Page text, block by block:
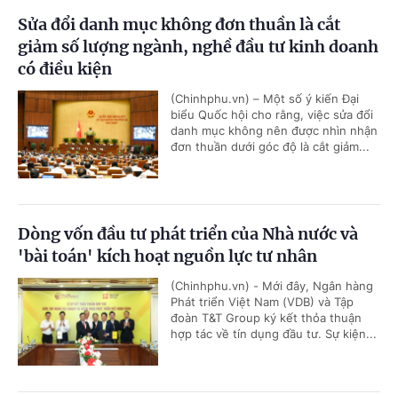
Sửa đổi danh mục không đơn thuần là cắt
giảm số lượng ngành, nghề đầu tư kinh doanh
có điều kiện
(Chinhphu.vn) – Một số ý kiến Đại
biểu Quốc hội cho rằng, việc sửa đổi
danh mục không nên được nhìn nhận
đơn thuần dưới góc độ là cắt giảm...
Dòng vốn đầu tư phát triển của Nhà nước và
'bài toán' kích hoạt nguồn lực tư nhân
(Chinhphu.vn) - Mới đây, Ngân hàng
Phát triển Việt Nam (VDB) và Tập
đoàn T&T Group ký kết thỏa thuận
hợp tác về tín dụng đầu tư. Sự kiện...